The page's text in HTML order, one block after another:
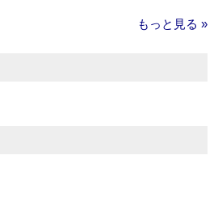
もっと見る »